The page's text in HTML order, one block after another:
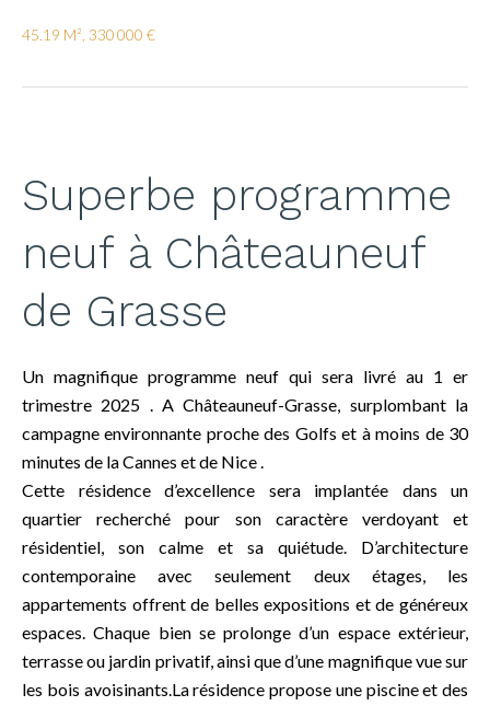
45.19 M², 330 000 €
Superbe programme
neuf à Châteauneuf
de Grasse
Un magnifique programme neuf qui sera livré au 1 er
trimestre 2025 . A Châteauneuf-Grasse, surplombant la
campagne environnante proche des Golfs et à moins de 30
minutes de la Cannes et de Nice .
Cette résidence d’excellence sera implantée dans un
quartier recherché pour son caractère verdoyant et
résidentiel, son calme et sa quiétude. D’architecture
contemporaine avec seulement deux étages, les
appartements offrent de belles expositions et de généreux
espaces. Chaque bien se prolonge d’un espace extérieur,
terrasse ou jardin privatif, ainsi que d’une magnifique vue sur
les bois avoisinants.La résidence propose une piscine et des